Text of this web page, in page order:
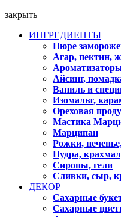
закрыть
ИНГРЕДИЕНТЫ
Пюре
Агар, пектин,
Айсинг,
Ваниль и
Изомальт,
Ореховая
Мастика
Марципан
Рожки,
Пудра,
Сиропы, гели
Сливки, сыр,
ДЕКОР
Сахарные
Сахарные